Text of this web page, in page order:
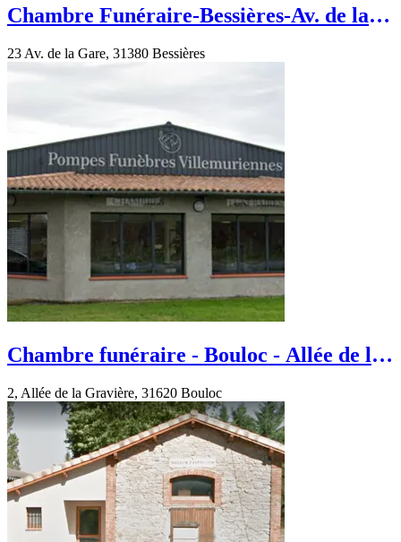
Chambre Funéraire-Bessières-Av. de la
23 Av. de la Gare, 31380 Bessières
Chambre funéraire - Bouloc - Allée de la
2, Allée de la Gravière, 31620 Bouloc